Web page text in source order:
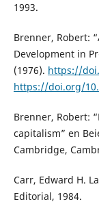
1993.
Brenner, Robert:
Development in
(1976). https://
https://doi.org/
Brenner, Robert:
capitalism” en
Cambridge,
Carr, Edward H.
Editorial, 1984.